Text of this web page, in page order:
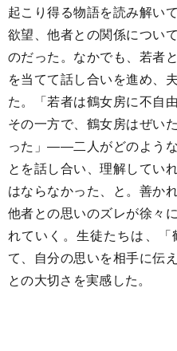
起こり得る物語を読み解い
欲望、他者との関係につい
のだった。なかでも、若者
を当てて話し合いを進め、
た。「若者は鶴女房に不自
その一方で、鶴女房はぜい
った」――二人がどのよう
とを話し合い、理解してい
はならなかった、と。善か
他者との思いのズレが徐々
れていく。生徒たちは、
て、自分の思いを相手に伝
との大切さを実感した。